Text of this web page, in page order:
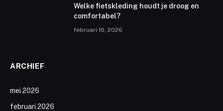
Welke fietskleding houdt je droog en
comfortabel?
februari 16, 2026
ARCHIEF
mei 2026
februari 2026